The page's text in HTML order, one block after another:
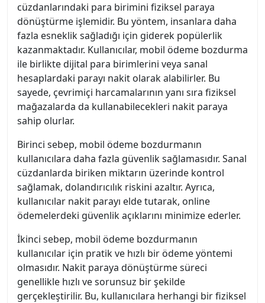
cüzdanlarındaki para birimini fiziksel paraya
dönüştürme işlemidir. Bu yöntem, insanlara daha
fazla esneklik sağladığı için giderek popülerlik
kazanmaktadır. Kullanıcılar, mobil ödeme bozdurma
ile birlikte dijital para birimlerini veya sanal
hesaplardaki parayı nakit olarak alabilirler. Bu
sayede, çevrimiçi harcamalarının yanı sıra fiziksel
mağazalarda da kullanabilecekleri nakit paraya
sahip olurlar.
Birinci sebep, mobil ödeme bozdurmanın
kullanıcılara daha fazla güvenlik sağlamasıdır. Sanal
cüzdanlarda biriken miktarın üzerinde kontrol
sağlamak, dolandırıcılık riskini azaltır. Ayrıca,
kullanıcılar nakit parayı elde tutarak, online
ödemelerdeki güvenlik açıklarını minimize ederler.
İkinci sebep, mobil ödeme bozdurmanın
kullanıcılar için pratik ve hızlı bir ödeme yöntemi
olmasıdır. Nakit paraya dönüştürme süreci
genellikle hızlı ve sorunsuz bir şekilde
gerçekleştirilir. Bu, kullanıcılara herhangi bir fiziksel